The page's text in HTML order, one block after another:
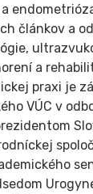
článkov a
a
praxi je
VÚC v